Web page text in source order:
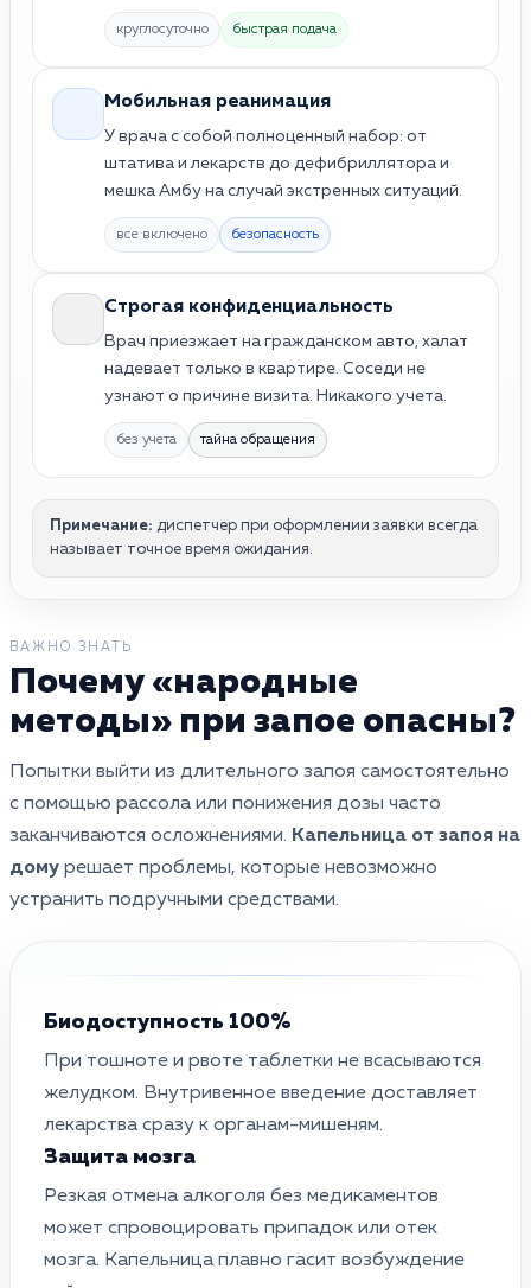
круглосуточно быстрая подача
Мобильная реанимация
У врача с собой полноценный набор: от
штатива и лекарств до дефибриллятора и
мешка Амбу на случай экстренных ситуаций.
все включено безопасность
Строгая конфиденциальность
Врач приезжает на гражданском авто, халат
надевает только в квартире. Соседи не
узнают о причине визита. Никакого учета.
без учета тайна обращения
Примечание: диспетчер при оформлении заявки всегда
называет точное время ожидания.
ВАЖНО ЗНАТЬ
Почему «народные
методы» при запое опасны?
Попытки выйти из длительного запоя самостоятельно
с помощью рассола или понижения дозы часто
заканчиваются осложнениями. Капельница от запоя на
дому решает проблемы, которые невозможно
устранить подручными средствами.
Биодоступность 100%
При тошноте и рвоте таблетки не всасываются
желудком. Внутривенное введение доставляет
лекарства сразу к органам-мишеням.
Защита мозга
Резкая отмена алкоголя без медикаментов
может спровоцировать припадок или отек
мозга. Капельница плавно гасит возбуждение